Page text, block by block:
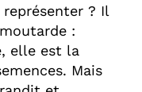
? Il
:
elle est la
Mais